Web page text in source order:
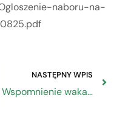
naboru-na-
NASTĘPNY WPIS
Wspomnienie wakacji